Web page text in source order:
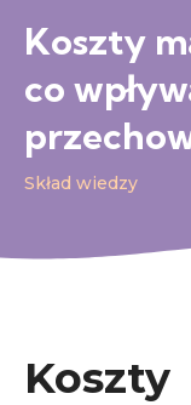
Koszty
co
Skład wiedzy
Koszty